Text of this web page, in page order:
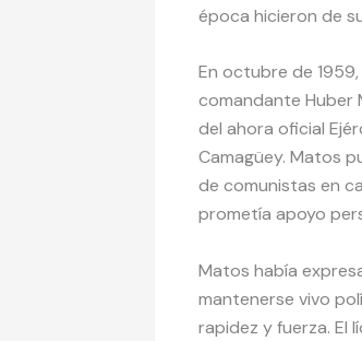
época hicieron de
En octubre de
comandante Huber
del ahora oficial
Camagüey. Matos
de comunistas en
prometía apoyo
Matos había
mantenerse vivo
rapidez y fuerza. El